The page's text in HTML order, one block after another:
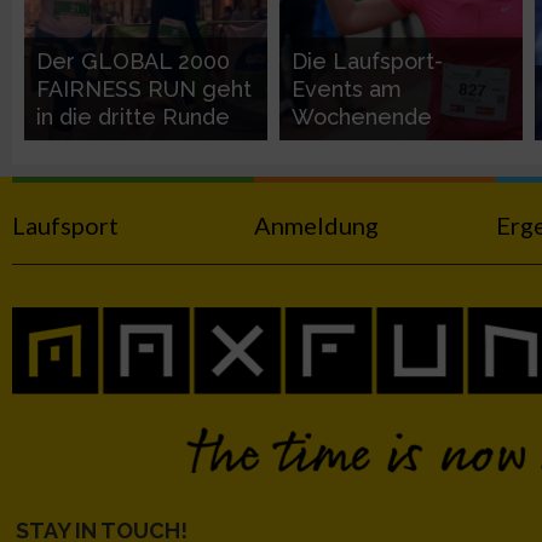
Der GLOBAL 2000
FAIRNESS RUN geht
in die dritte Runde
Die Laufsport-
Events am
Wochenende
Laufsport Anmeldung
STAY IN TOUCH!
Notwendig
Funktional
Werbung